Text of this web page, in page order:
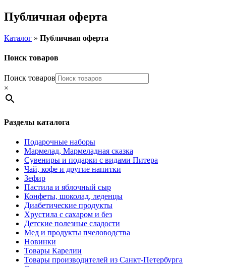
Публичная оферта
Каталог » Публичная оферта
Поиск товаров
Поиск товаров
×
Разделы каталога
Подарочные наборы
Мармелад, Мармеладная сказка
Сувениры и подарки с видами Питера
Чай, кофе и другие напитки
Зефир
Пастила и яблочный сыр
Конфеты, шоколад, леденцы
Диабетические продукты
Хрустила с сахаром и без
Детские полезные сладости
Мед и продукты пчеловодства
Новинки
Товары Карелии
Товары производителей из Санкт-Петербурга